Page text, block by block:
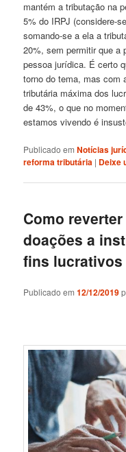
mantém a tributação na
5% do IRPJ (considere-
somando-se a ela a
20%, sem permitir que a
pessoa jurídica. É certo
torno do tema, mas com
tributária máxima dos
de 43%, o que no
estamos vivendo é
Publicado em Notícias
reforma tributária | Deixe
Como
doações a
fins lucrativos
Publicado em12/12/2019